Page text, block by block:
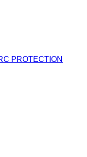
PROTECTION